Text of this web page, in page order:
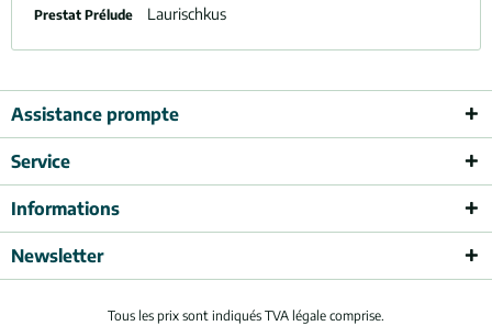
Prestat Prélude
Laurischkus
Assistance prompte
Service
Informations
Newsletter
Tous les prix sont indiqués TVA légale comprise.